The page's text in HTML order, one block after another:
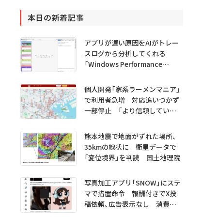
本日の新着記事
アプリが遅い原因をAIがトレー
スログから分析してくれる
「Windows Performance
プレビュー公開
個人開発「家系ラーメンマニア」
で利用者急増 対応追いつかず
一部停止 「より信頼していた
熊本地震で地面がずれた場所、
35kmの線状に 衛星データで
「変位境界」を判読 国土地理院
写真加工アプリ「SNOW」にステ
マで措置命令 報酬付きでX投
稿依頼、広告表示なし 消費者